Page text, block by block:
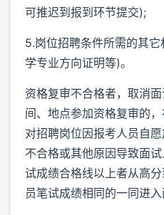
可推迟到报到环节提交);
5.岗位招聘条件所需的其
学专业方向证明等)。
资格复审不合格者，取消
间、地点参加资格复审的，
对招聘岗位因报考人员自
不合格或其他原因导致面
试成绩合格线以上者从高
员笔试成绩相同的一同进入